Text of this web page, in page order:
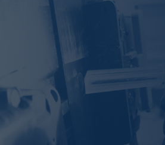
Aeroespacial & Aviación
Limpieza por Contratistas
Alimentos & Bebidas
Dispositivos Médicos